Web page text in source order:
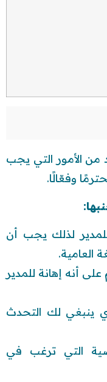
من الأمور التي يجب
وفعّالًا.
لذلك يجب أن
العامية.
أنه إهانة للمدير
ينبغي لك التحدث
التي ترغب في